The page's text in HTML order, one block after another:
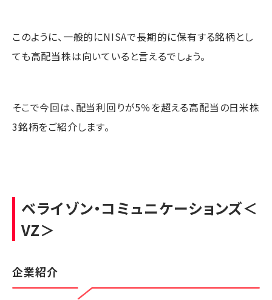
このように、一般的にNISAで長期的に保有する銘柄とし
ても高配当株は向いていると言えるでしょう。
そこで今回は、配当利回りが5％を超える高配当の日米株
3銘柄をご紹介します。
ベライゾン・コミュニケーションズ＜
VZ＞
企業紹介